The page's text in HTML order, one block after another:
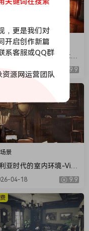
景
亚时代室内建筑-Victor
04-18 9.9
景
亚时代的室内环境-Vict
Interior Environment
04-18 9.9
，更是我们对
开启创作新篇
系客服或QQ群
资源网运营团队